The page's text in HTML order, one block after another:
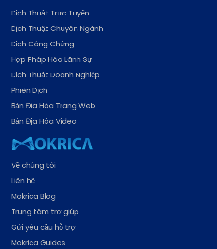
Dịch Thuật Trực Tuyến
Dịch Thuật Chuyên Ngành
Dịch Công Chứng
Hợp Pháp Hóa Lãnh Sự
Dịch Thuật Doanh Nghiệp
Phiên Dịch
Bản Địa Hóa Trang Web
Bản Địa Hóa Video
Về chúng tôi
Liên hệ
Mokrica Blog
Trung tâm trợ giúp
Gửi yêu cầu hỗ trợ
Mokrica Guides